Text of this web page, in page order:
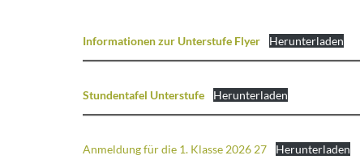
Informationen zur Unterstufe Flyer Herunterladen
Stundentafel Unterstufe Herunterladen
Anmeldung für die 1. Klasse 2026 27 Herunterladen